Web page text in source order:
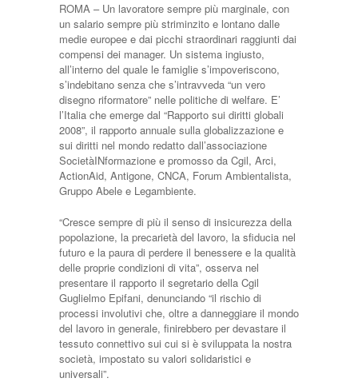
ROMA – Un lavoratore sempre più marginale, con
un salario sempre più striminzito e lontano dalle
medie europee e dai picchi straordinari raggiunti dai
compensi dei manager. Un sistema ingiusto,
all’interno del quale le famiglie s’impoveriscono,
s’indebitano senza che s’intravveda “un vero
disegno riformatore” nelle politiche di welfare. E’
l’Italia che emerge dal “Rapporto sui diritti globali
2008”, il rapporto annuale sulla globalizzazione e
sui diritti nel mondo redatto dall’associazione
SocietàINformazione e promosso da Cgil, Arci,
ActionAid, Antigone, CNCA, Forum Ambientalista,
Gruppo Abele e Legambiente.
“Cresce sempre di più il senso di insicurezza della
popolazione, la precarietà del lavoro, la sfiducia nel
futuro e la paura di perdere il benessere e la qualità
delle proprie condizioni di vita”, osserva nel
presentare il rapporto il segretario della Cgil
Guglielmo Epifani, denunciando “il rischio di
processi involutivi che, oltre a danneggiare il mondo
del lavoro in generale, finirebbero per devastare il
tessuto connettivo sui cui si è sviluppata la nostra
società, impostato su valori solidaristici e
universali”.